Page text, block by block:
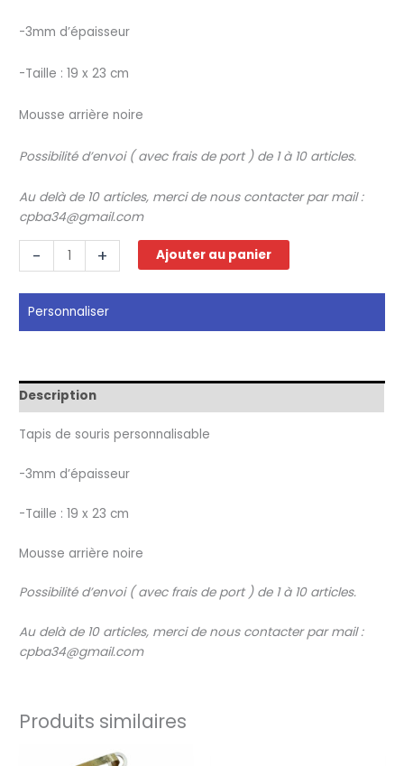
-3mm d’épaisseur
-Taille : 19 x 23 cm
Mousse arrière noire
Possibilité d’envoi (avec frais de port) de1à10 articles.
Au delà de10 articles, merci de nous contacter par mail :
cpba34@gmail.com
-
quantité
de
de
souris
+ Ajouter au panier
Personnaliser
Description
Tapis de souris personnalisable
-3mm d’épaisseur
-Taille : 19 x 23 cm
Mousse arrière noire
Possibilité d’envoi ( avec frais de port) de1à10 articles.
Au delà de10 articles, merci de nous contacter par mail :
cpba34@gmail.com
Produits similaires